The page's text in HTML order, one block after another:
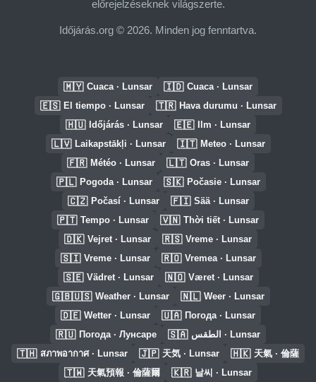
előrejelzéseknek világszerte.
Időjárás.org © 2026. Minden jog fenntartva.
🇲🇾 Cuaca · Lunsar 🇮🇩 Cuaca · Lunsar
🇪🇸 El tiempo · Lunsar 🇹🇷 Hava durumu · Lunsar
🇭🇺 Időjárás · Lunsar 🇪🇪 Ilm · Lunsar
🇱🇻 Laikapstākļi · Lunsar 🇮🇹 Meteo · Lunsar
🇫🇷 Météo · Lunsar 🇱🇹 Oras · Lunsar
🇵🇱 Pogoda · Lunsar 🇸🇰 Počasie · Lunsar
🇨🇿 Počasí · Lunsar 🇫🇮 Sää · Lunsar
🇵🇹 Tempo · Lunsar 🇻🇳 Thời tiết · Lunsar
🇩🇰 Vejret · Lunsar 🇷🇸 Vreme · Lunsar
🇸🇮 Vreme · Lunsar 🇷🇴 Vremea · Lunsar
🇸🇪 Vädret · Lunsar 🇳🇴 Været · Lunsar
🇬🇧🇺🇸 Weather · Lunsar 🇳🇱 Weer · Lunsar
🇩🇪 Wetter · Lunsar 🇺🇦 Погода · Lunsar
🇷🇺 Погода · Лунсаре 🇸🇦 الطقس · Lunsar
🇹🇭 สภาพอากาศ · Lunsar 🇯🇵 天気 · Lunsar 🇭🇰 天氣 · 倫薩
🇹🇼 天氣預報 · 倫薩爾 🇰🇷 날씨 · Lunsar